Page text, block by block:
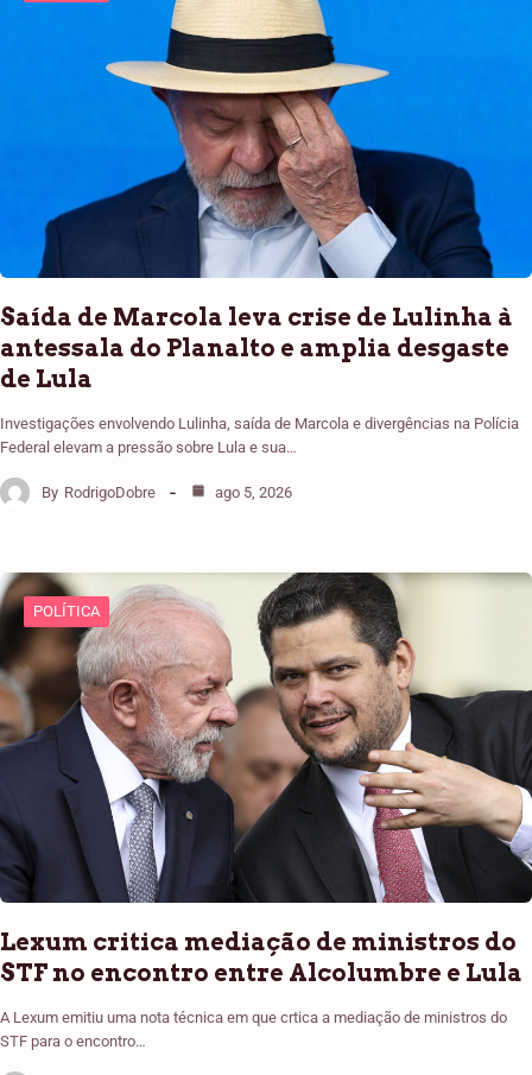
Saída de Marcola leva crise de Lulinha à
antessala do Planalto e amplia desgaste
de Lula
Investigações envolvendo Lulinha, saída de Marcola e divergências na Polícia
Federal elevam a pressão sobre Lula e sua…
By RodrigoDobre ago 5, 2026
POLÍTICA
Lexum critica mediação de ministros do
STF no encontro entre Alcolumbre e Lula
A Lexum emitiu uma nota técnica em que crtica a mediação de ministros do
STF para o encontro…